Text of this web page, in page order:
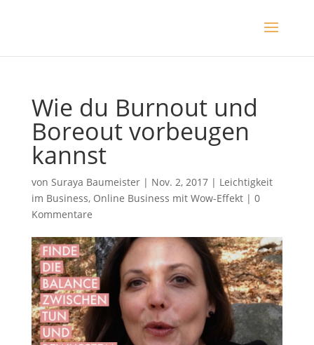
Wie du Burnout und
Boreout vorbeugen
kannst
von Suraya Baumeister| Nov. 2, 2017| Leichtigkeit
im Business, Online Business mit Wow-Effekt| 0
Kommentare